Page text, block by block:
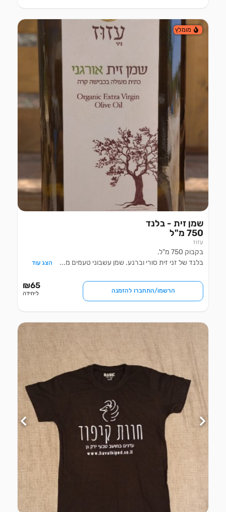
מומלץ
750 מ"ל
עזוז
בקבוק 750 מ"ל.
בלנד של זני זית סורי וברנע. שמן עשבוני טעמים מ... הצג עוד
הרשמו/התחברו להזמנה
₪65
ליחידה